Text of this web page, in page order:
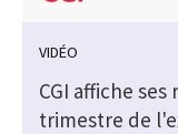
VIDÉO
CGI affiche
trimestre de